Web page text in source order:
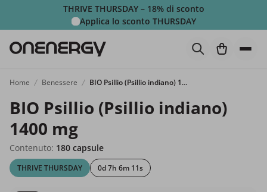
THRIVE THURSDAY – 18% di sconto
Applica lo sconto THURSDAY
Home Benessere BIO Psillio (Psillio indiano) 1400 mg
BIO Psillio (Psillio indiano)
1400 mg
Contenuto: 180 capsule
THRIVE THURSDAY 0d 7h 6m 9s